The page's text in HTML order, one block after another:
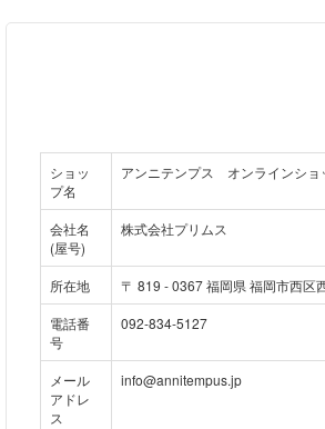
ショッ
プ名
アンニテンプス オンラインショ
会社名
(屋号)
株式会社プリムス
所在地 〒 819 -0367福岡県 福岡市西区
電話番
号
092-834-5127
メール
アドレ
ス
info@annitempus.jp